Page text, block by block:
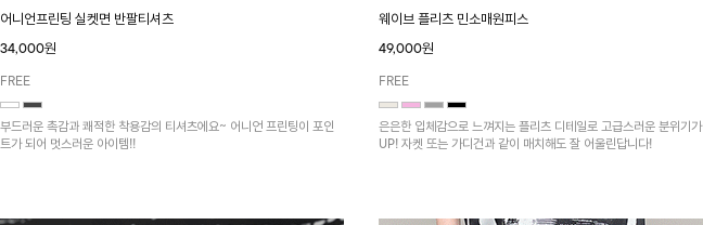
어니언프린팅 실켓면 반팔티셔츠
34,000원
FREE
부드러운 촉감과 쾌적한 착용감의 티셔츠에요~ 어니언 프린팅이 포인
트가 되어 멋스러운 아이템!!
웨이브 플리츠 민소매원피스
49,000원
FREE
은은한 입체감으로 느껴지는 플리츠 디테일로 고급스러운 분위기가
UP! 자켓 또는 가디건과 같이 매치해도 잘 어울린답니다!